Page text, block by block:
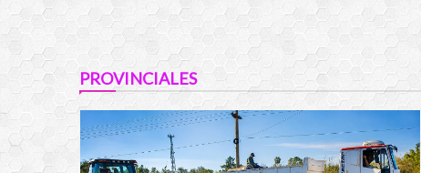
PROVINCIALES